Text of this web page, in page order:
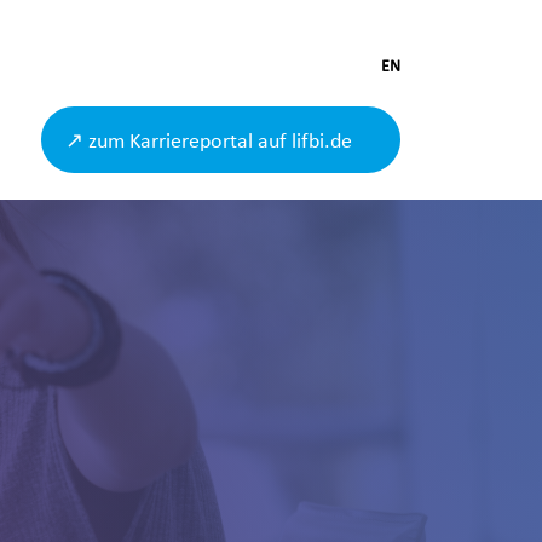
EN
↗ zum Karriereportal auf lifbi.de